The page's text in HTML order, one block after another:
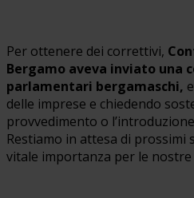
Per ottenere dei correttivi,
Bergamo aveva inviato una
parlamentari bergamaschi,
delle imprese e chiedendo
provvedimento o
Restiamo in attesa di prossimi
vitale importanza per le nostre